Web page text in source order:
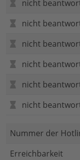
nicht
nicht
nicht
nicht
nicht
nicht
Nummer der
Erreichbarkeit